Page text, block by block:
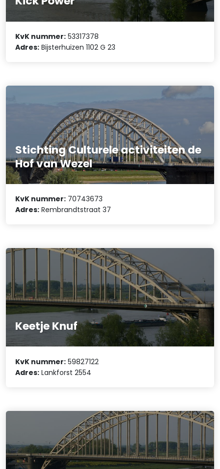
KvK nummer: 53317378
Adres: Bijsterhuizen 1102 G 23
Stichting Culturele activiteiten de
Hof van Wezel
KvK nummer: 70743673
Adres: Rembrandtstraat 37
Keetje Knuf
KvK nummer: 59827122
Adres: Lankforst 2554